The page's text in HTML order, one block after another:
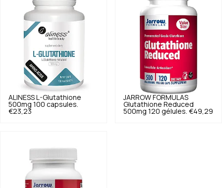
ALINESS L-Glutathione
500mg 100 capsules.
€23,23
JARROW FORMULAS
Glutathione Reduced
500mg 120 gélules. €49,29